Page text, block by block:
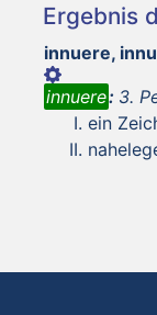
Ergebnis
innuere,
innuere: 3.
ein